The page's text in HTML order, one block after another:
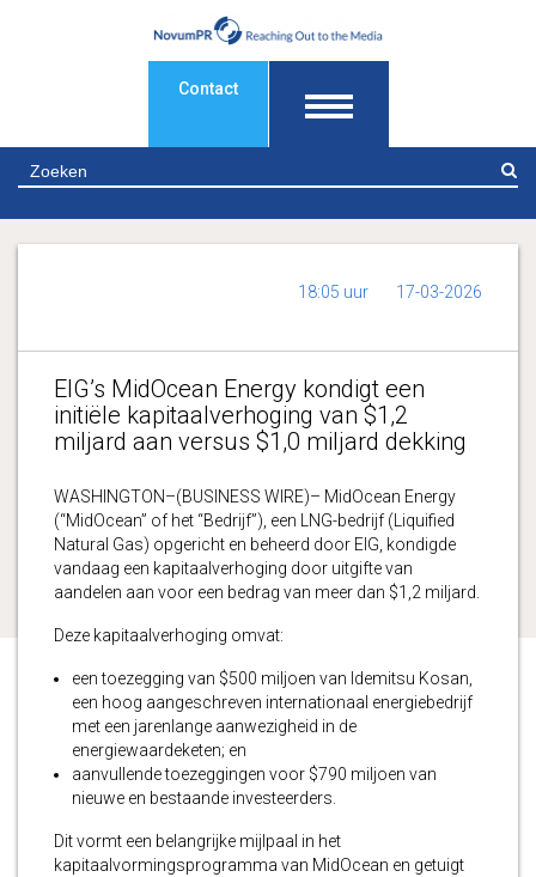
Contact
18:05 uur 17-03-2026
EIG’s MidOcean Energy kondigt een
initiële kapitaalverhoging van $1,2
miljard aan versus $1,0 miljard dekking
WASHINGTON–(BUSINESS WIRE)– MidOcean Energy
(“MidOcean” of het “Bedrijf”), een LNG-bedrijf (Liquified
Natural Gas) opgericht en beheerd door EIG, kondigde
vandaag een kapitaalverhoging door uitgifte van
aandelen aan voor een bedrag van meer dan $1,2 miljard.
Deze kapitaalverhoging omvat:
een toezegging van $500 miljoen van Idemitsu Kosan,
een hoog aangeschreven internationaal energiebedrijf
met een jarenlange aanwezigheid in de
energiewaardeketen; en
aanvullende toezeggingen voor $790 miljoen van
nieuwe en bestaande investeerders.
Dit vormt een belangrijke mijlpaal in het
kapitaalvormingsprogramma van MidOcean en getuigt